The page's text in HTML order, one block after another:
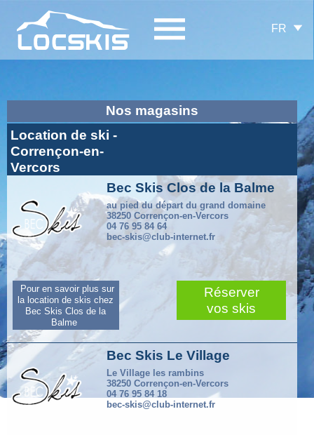
FR
Nos magasins
Location de ski -
Corrençon-en-
Vercors
Bec Skis Clos de la Balme
au pied du départ du grand domaine
38250 Corrençon-en-Vercors
04 76 95 84 64
bec-skis@club-internet.fr
Pour en savoir plus sur
la location de skis chez
Bec Skis Clos de la
Balme
Réserver
vos skis
Bec Skis Le Village
Le Village les rambins
38250 Corrençon-en-Vercors
04 76 95 84 18
bec-skis@club-internet.fr